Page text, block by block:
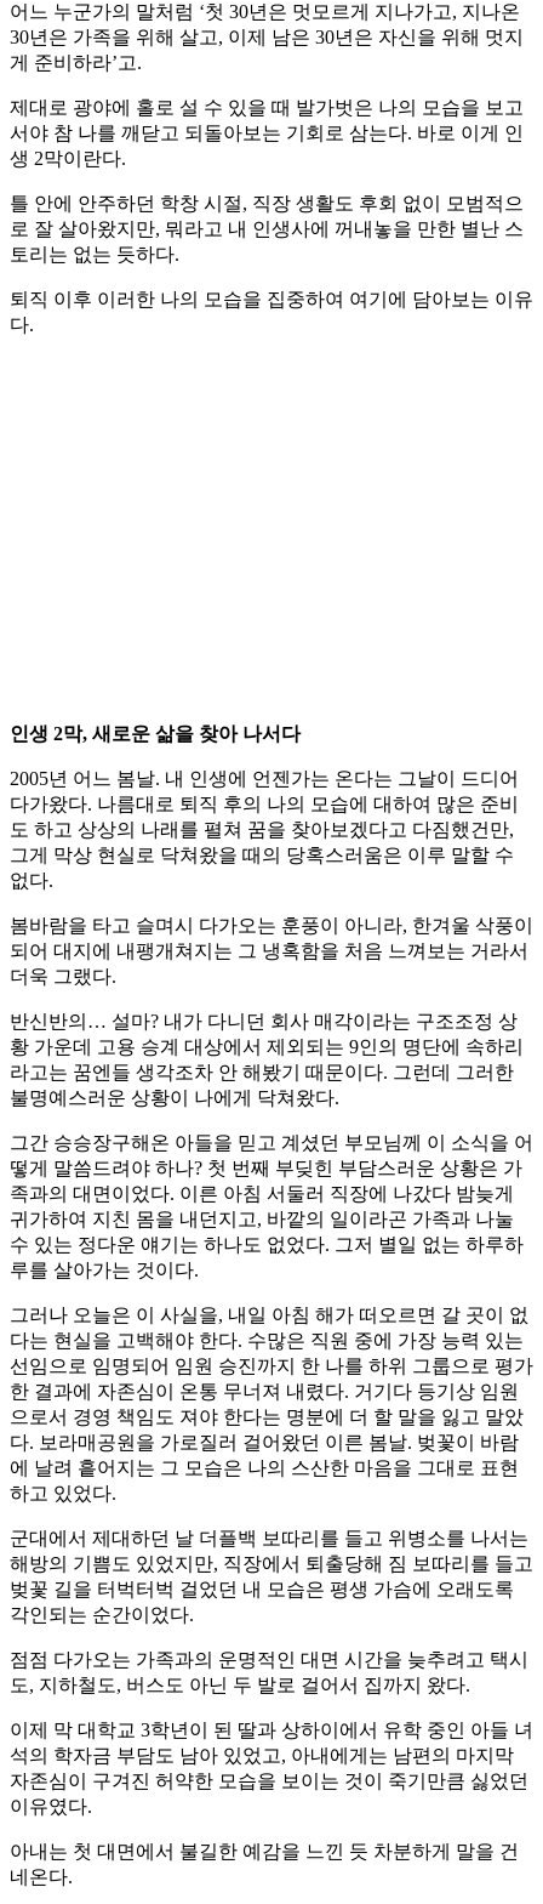
어느 누군가의 말처럼 ‘첫 30년은 멋모르게 지나가고, 지나온
30년은 가족을 위해 살고, 이제 남은 30년은 자신을 위해 멋지
게 준비하라’고.
제대로 광야에 홀로 설 수 있을 때 발가벗은 나의 모습을 보고
서야 참 나를 깨닫고 되돌아보는 기회로 삼는다. 바로 이게 인
생 2막이란다.
틀 안에 안주하던 학창 시절, 직장 생활도 후회 없이 모범적으
로 잘 살아왔지만, 뭐라고 내 인생사에 꺼내놓을 만한 별난 스
토리는 없는 듯하다.
퇴직 이후 이러한 나의 모습을 집중하여 여기에 담아보는 이유
다.
인생 2막, 새로운 삶을 찾아 나서다
2005년 어느 봄날. 내 인생에 언젠가는 온다는 그날이 드디어
다가왔다. 나름대로 퇴직 후의 나의 모습에 대하여 많은 준비
도 하고 상상의 나래를 펼쳐 꿈을 찾아보겠다고 다짐했건만,
그게 막상 현실로 닥쳐왔을 때의 당혹스러움은 이루 말할 수
없다.
봄바람을 타고 슬며시 다가오는 훈풍이 아니라, 한겨울 삭풍이
되어 대지에 내팽개쳐지는 그 냉혹함을 처음 느껴보는 거라서
더욱 그랬다.
반신반의… 설마? 내가 다니던 회사 매각이라는 구조조정 상
황 가운데 고용 승계 대상에서 제외되는 9인의 명단에 속하리
라고는 꿈엔들 생각조차 안 해봤기 때문이다. 그런데 그러한
불명예스러운 상황이 나에게 닥쳐왔다.
그간 승승장구해온 아들을 믿고 계셨던 부모님께 이 소식을 어
떻게 말씀드려야 하나? 첫 번째 부딪힌 부담스러운 상황은 가
족과의 대면이었다. 이른 아침 서둘러 직장에 나갔다 밤늦게
귀가하여 지친 몸을 내던지고, 바깥의 일이라곤 가족과 나눌
수 있는 정다운 얘기는 하나도 없었다. 그저 별일 없는 하루하
루를 살아가는 것이다.
그러나 오늘은 이 사실을, 내일 아침 해가 떠오르면 갈 곳이 없
다는 현실을 고백해야 한다. 수많은 직원 중에 가장 능력 있는
선임으로 임명되어 임원 승진까지 한 나를 하위 그룹으로 평가
한 결과에 자존심이 온통 무너져 내렸다. 거기다 등기상 임원
으로서 경영 책임도 져야 한다는 명분에 더 할 말을 잃고 말았
다. 보라매공원을 가로질러 걸어왔던 이른 봄날. 벚꽃이 바람
에 날려 흩어지는 그 모습은 나의 스산한 마음을 그대로 표현
하고 있었다.
군대에서 제대하던 날 더플백 보따리를 들고 위병소를 나서는
해방의 기쁨도 있었지만, 직장에서 퇴출당해 짐 보따리를 들고
벚꽃 길을 터벅터벅 걸었던 내 모습은 평생 가슴에 오래도록
각인되는 순간이었다.
점점 다가오는 가족과의 운명적인 대면 시간을 늦추려고 택시
도, 지하철도, 버스도 아닌 두 발로 걸어서 집까지 왔다.
이제 막 대학교 3학년이 된 딸과 상하이에서 유학 중인 아들 녀
석의 학자금 부담도 남아 있었고, 아내에게는 남편의 마지막
자존심이 구겨진 허약한 모습을 보이는 것이 죽기만큼 싫었던
이유였다.
아내는 첫 대면에서 불길한 예감을 느낀 듯 차분하게 말을 건
네온다.